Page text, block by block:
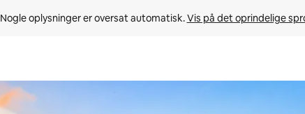
Nogle oplysninger er oversat automatisk. Vis på det oprindelige